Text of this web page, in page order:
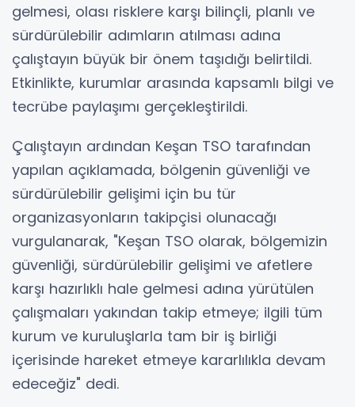
gelmesi, olası risklere karşı bilinçli, planlı ve
sürdürülebilir adımların atılması adına
çalıştayın büyük bir önem taşıdığı belirtildi.
Etkinlikte, kurumlar arasında kapsamlı bilgi ve
tecrübe paylaşımı gerçekleştirildi.
Çalıştayın ardından Keşan TSO tarafından
yapılan açıklamada, bölgenin güvenliği ve
sürdürülebilir gelişimi için bu tür
organizasyonların takipçisi olunacağı
vurgulanarak, "Keşan TSO olarak, bölgemizin
güvenliği, sürdürülebilir gelişimi ve afetlere
karşı hazırlıklı hale gelmesi adına yürütülen
çalışmaları yakından takip etmeye; ilgili tüm
kurum ve kuruluşlarla tam bir iş birliği
içerisinde hareket etmeye kararlılıkla devam
edeceğiz" dedi.